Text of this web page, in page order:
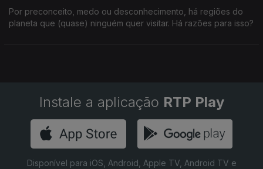
Por preconceito, medo ou desconhecimento, há regiões do
planeta que (quase) ninguém quer visitar. Há razões para isso?
Instale a aplicação RTP Play
Disponível para iOS, Android, Apple TV, Android TV e